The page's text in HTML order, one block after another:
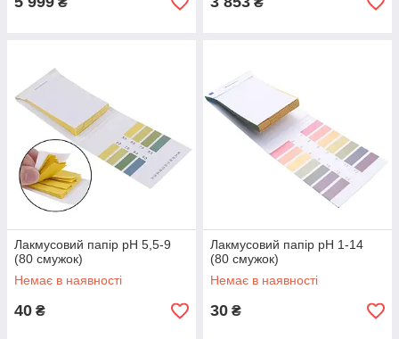
Лакмусовий папір рН 5,5-9
(80 смужок)
Немає в наявності
40 ₴
Лакмусовий папір рН 1-14
(80 смужок)
Немає в наявності
30 ₴